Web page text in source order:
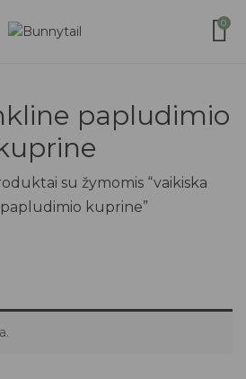
0
papludimio
su žymomis “vaikiska
kuprine”